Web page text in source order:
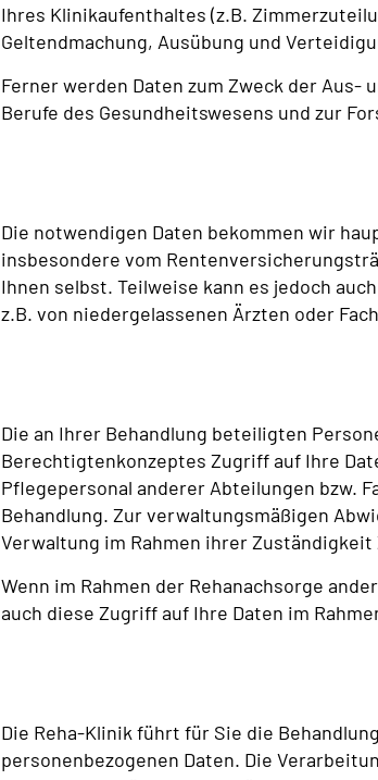
Ihres Klinikaufenthaltes (z.B.
Geltendmachung, Ausübung und
Ferner werden Daten zum Zweck der
Berufe des Gesundheitswesens und zur
Die notwendigen Daten bekommen wir
insbesondere vom
Ihnen selbst. Teilweise kann es jedoch
z.B. von niedergelassenen Ärzten oder
Die an Ihrer Behandlung beteiligten
Berechtigtenkonzeptes Zugriff auf Ihre
Pflegepersonal anderer Abteilungen bzw.
Behandlung. Zur verwaltungsmäßigen
Verwaltung im Rahmen ihrer
Wenn im Rahmen der Rehanachsorge
auch diese Zugriff auf Ihre Daten im
Die Reha-Klinik führt für Sie die
personenbezogenen Daten. Die